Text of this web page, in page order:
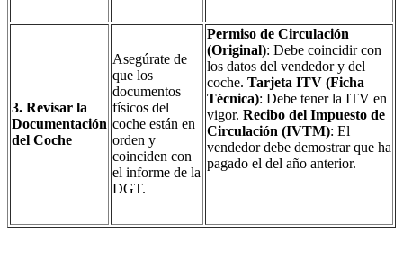
3. Revisar la
Documentación
del Coche
Asegúrate de
que los
documentos
físicos del
coche están en
orden y
coinciden con
el informe de la
DGT.
Permiso de Circulación
(Original): Debe coincidir con
los datos del vendedor y del
coche. Tarjeta ITV (Ficha
Técnica): Debe tener la ITV en
vigor. Recibo del Impuesto de
Circulación (IVTM): El
vendedor debe demostrar que ha
pagado el del año anterior.